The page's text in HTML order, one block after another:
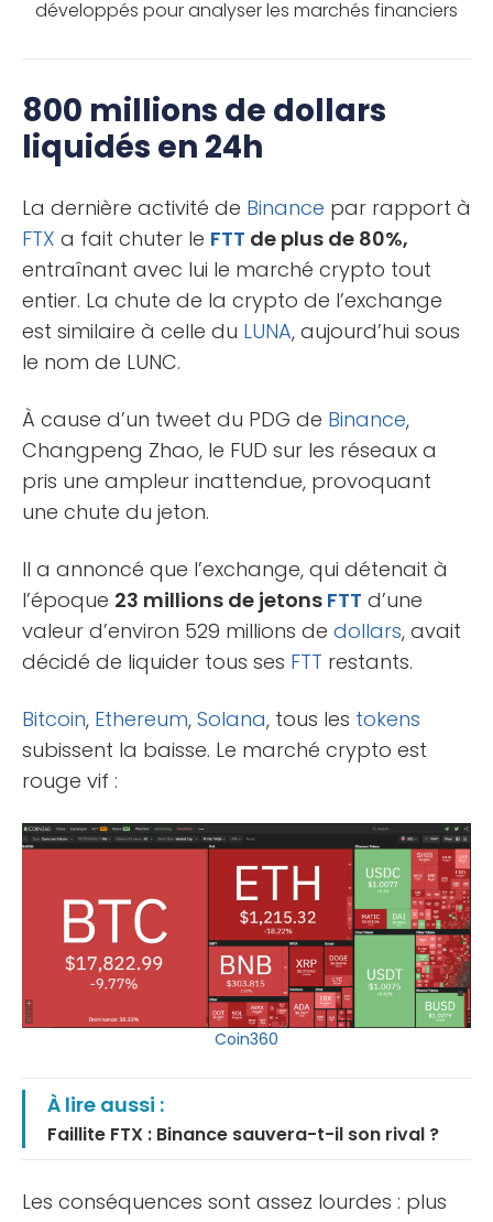
développés pour analyser les marchés financiers
800 millions de dollars
liquidés en 24h
La dernière activité de Binance par rapport à
FTX a fait chuter le FTT de plus de 80%,
entraînant avec lui le marché crypto tout
entier. La chute de la crypto de l’exchange
est similaire à celle du LUNA, aujourd’hui sous
le nom de LUNC.
À cause d’un tweet du PDG de Binance,
Changpeng Zhao, le FUD sur les réseaux a
pris une ampleur inattendue, provoquant
une chute du jeton.
Il a annoncé que l’exchange, qui détenait à
l’époque 23 millions de jetons FTT d’une
valeur d’environ 529 millions de dollars, avait
décidé de liquider tous ses FTT restants.
Bitcoin, Ethereum, Solana, tous les tokens
subissent la baisse. Le marché crypto est
rouge vif :
Coin360
À lire aussi :
Faillite FTX : Binance sauvera-t-il son rival ?
Les conséquences sont assez lourdes : plus